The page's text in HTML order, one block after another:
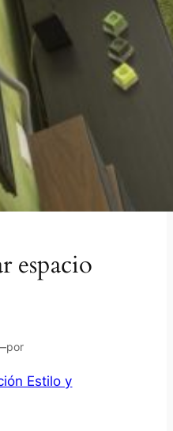
espacio
por
Estilo y